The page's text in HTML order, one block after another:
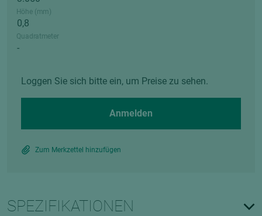
Höhe (mm)
Quadratmeter
Loggen Sie sich bitte ein, um Preise zu sehen.
Anmelden
Zum Merkzettel hinzufügen
SPEZIFIKATIONEN